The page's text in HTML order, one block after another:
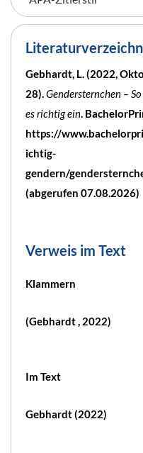
Gebhardt, L. (2022,
28).Gendersternchen –
es richtig ein.
https://
ichtig-
gendern/
(abgerufen 07.08.2026)
Verweis im Text
Klammern
(Gebhardt , 2022)
Im Text
Gebhardt (2022)